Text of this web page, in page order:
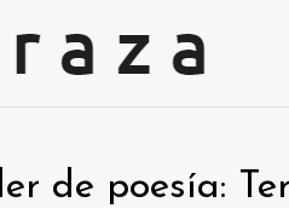
de poesía: